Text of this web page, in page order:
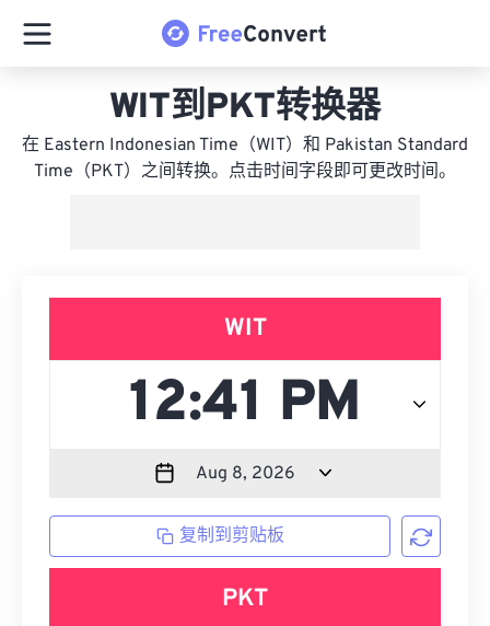
WIT到PKT转换器
在 Eastern Indonesian Time（WIT）和 Pakistan Standard
Time（PKT）之间转换。点击时间字段即可更改时间。
WIT
复制到剪贴板
PKT